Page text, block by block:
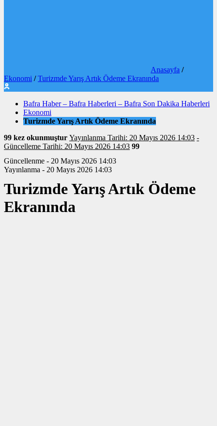
Anasayfa /
Ekonomi / Turizmde Yarış Artık Ödeme Ekranında
Bafra Haber – Bafra Haberleri – Bafra Son Dakika Haberleri
Ekonomi
Turizmde Yarış Artık Ödeme Ekranında
99 kez okunmuştur Yayınlanma Tarihi: 20 Mayıs 2026 14:03 -
Güncelleme Tarihi: 20 Mayıs 2026 14:03 99
Güncellenme - 20 Mayıs 2026 14:03
Yayınlanma - 20 Mayıs 2026 14:03
Turizmde Yarış Artık Ödeme
Ekranında